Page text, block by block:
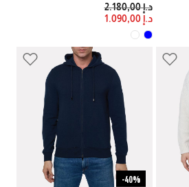
PRICE REDUCED FROM
د.إ 2.180,00
TO
د.إ 1.090,00
40%-